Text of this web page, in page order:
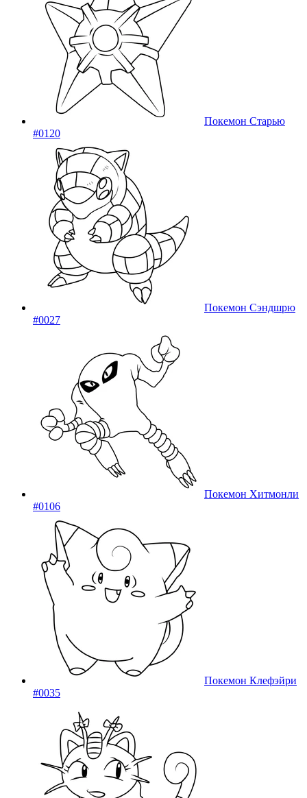
Покемон Старью
#0120
Покемон Сэндшрю
#0027
Покемон Хитмонли
#0106
Покемон Клефэйри
#0035